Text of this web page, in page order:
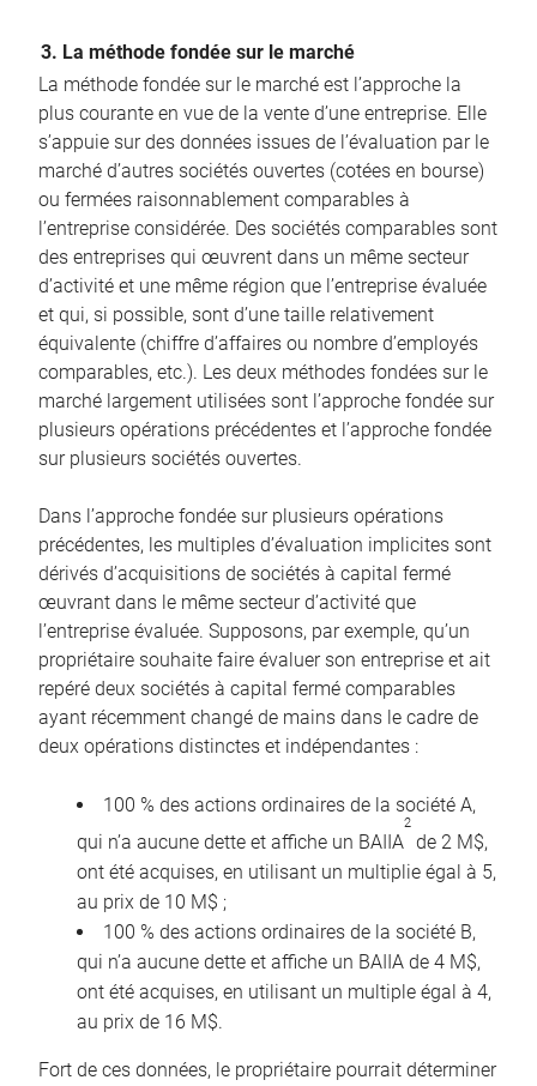
3. La méthode fondée sur le marché
La méthode fondée sur le marché est l’approche la
plus courante en vue de la vente d’une entreprise. Elle
s’appuie sur des données issues de l’évaluation par le
marché d’autres sociétés ouvertes (cotées en bourse)
ou fermées raisonnablement comparables à
l’entreprise considérée. Des sociétés comparables sont
des entreprises qui œuvrent dans un même secteur
d’activité et une même région que l’entreprise évaluée
et qui, si possible, sont d’une taille relativement
équivalente (chiffre d’affaires ou nombre d’employés
comparables, etc.). Les deux méthodes fondées sur le
marché largement utilisées sont l’approche fondée sur
plusieurs opérations précédentes et l’approche fondée
sur plusieurs sociétés ouvertes.
Dans l’approche fondée sur plusieurs opérations
précédentes, les multiples d’évaluation implicites sont
dérivés d’acquisitions de sociétés à capital fermé
œuvrant dans le même secteur d’activité que
l’entreprise évaluée. Supposons, par exemple, qu’un
propriétaire souhaite faire évaluer son entreprise et ait
repéré deux sociétés à capital fermé comparables
ayant récemment changé de mains dans le cadre de
deux opérations distinctes et indépendantes :
100 % des actions ordinaires de la société A,
qui n’a aucune dette et affiche un BAIIA
2
de 2 M$,
ont été acquises, en utilisant un multiplie égal à 5,
au prix de 10 M$ ;
100 % des actions ordinaires de la société B,
qui n’a aucune dette et affiche un BAIIA de 4 M$,
ont été acquises, en utilisant un multiple égal à 4,
au prix de 16 M$.
Fort de ces données, le propriétaire pourrait déterminer